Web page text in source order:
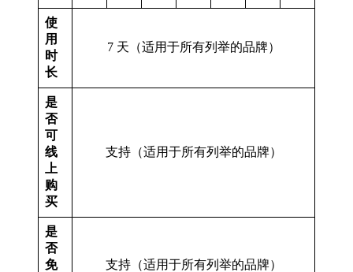
使
用
时
长
7 天（适用于所有列举的品牌）
是
否
可
线
上
购
买
支持（适用于所有列举的品牌）
是
否
免
支持（适用于所有列举的品牌）